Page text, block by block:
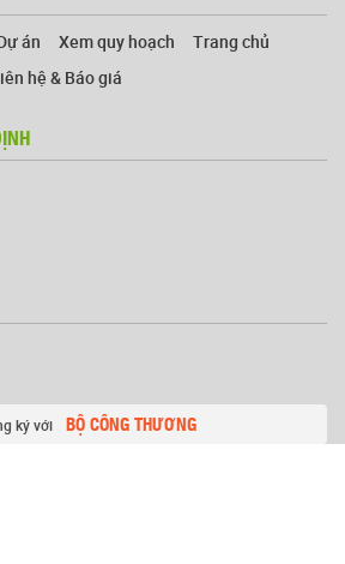
án Xem quy hoạch
Trang chủ
hệ & Báo giá
ký với BỘ CÔNG THƯƠNG